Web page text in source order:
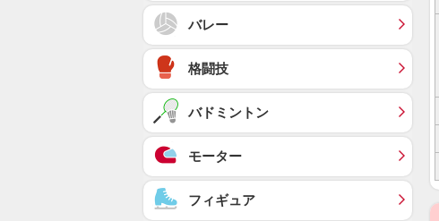
バレー
格闘技
バドミントン
モーター
フィギュア